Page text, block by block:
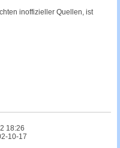
inoffizieller Quellen, ist
18:26
10-17